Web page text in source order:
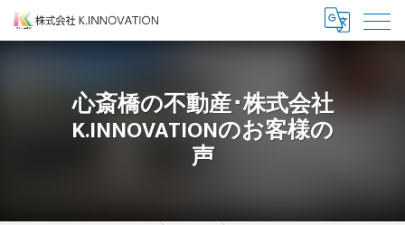
心斎橋の不動産･株式会社
K.INNOVATIONのお客様の
声